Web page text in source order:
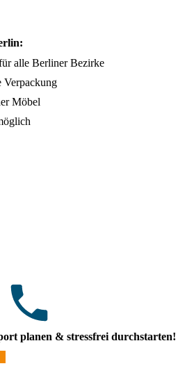
alle Berliner Bezirke
Verpackung
Möbel
planen & stressfrei durchstarten!